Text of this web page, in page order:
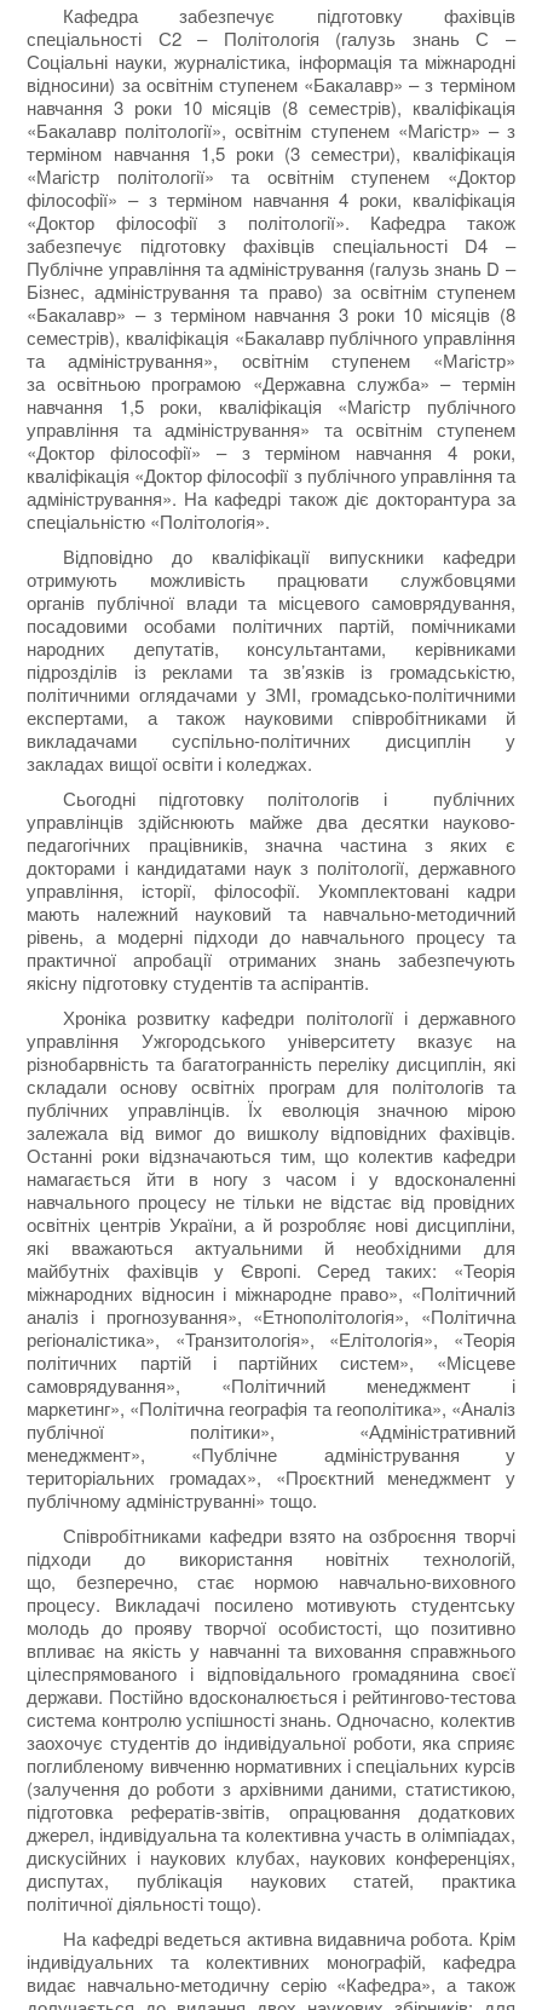
Кафедра забезпечує підготовку фахівців
спеціальності С2 – Політологія (галузь знань С –
Соціальні науки, журналістика, інформація та міжнародні
відносини) за освітнім ступенем «Бакалавр» – з терміном
навчання 3 роки 10 місяців (8 семестрів), кваліфікація
«Бакалавр політології», освітнім ступенем «Магістр» – з
терміном навчання 1,5 роки (3 семестри), кваліфікація
«Магістр політології» та освітнім ступенем «Доктор
філософії» – з терміном навчання 4 роки, кваліфікація
«Доктор філософії з політології». Кафедра також
забезпечує підготовку фахівців спеціальності D4 –
Публічне управління та адміністрування (галузь знань D –
Бізнес, адміністрування та право) за освітнім ступенем
«Бакалавр» – з терміном навчання 3 роки 10 місяців (8
семестрів), кваліфікація «Бакалавр публічного управління
та адміністрування», освітнім ступенем «Магістр»
за освітньою програмою «Державна служба» – термін
навчання 1,5 роки, кваліфікація «Магістр публічного
управління та адміністрування» та освітнім ступенем
«Доктор філософії» – з терміном навчання 4 роки,
кваліфікація «Доктор філософії з публічного управління та
адміністрування». На кафедрі також діє докторантура за
спеціальністю «Політологія».
Відповідно до кваліфікації випускники кафедри
отримують можливість працювати службовцями
органів публічної влади та місцевого самоврядування,
посадовими особами політичних партій, помічниками
народних депутатів, консультантами, керівниками
підрозділів із реклами та зв’язків із громадськістю,
політичними оглядачами у ЗМІ, громадсько-політичними
експертами, а також науковими співробітниками й
викладачами суспільно-політичних дисциплін у
закладах вищої освіти і коледжах.
Сьогодні підготовку політологів і публічних
управлінців здійснюють майже два десятки науково-
педагогічних працівників, значна частина з яких є
докторами і кандидатами наук з політології, державного
управління, історії, філософії. Укомплектовані кадри
мають належний науковий та навчально-методичний
рівень, а модерні підходи до навчального процесу та
практичної апробації отриманих знань забезпечують
якісну підготовку студентів та аспірантів.
Хроніка розвитку кафедри політології і державного
управління Ужгородського університету вказує на
різнобарвність та багатогранність переліку дисциплін, які
складали основу освітніх програм для політологів та
публічних управлінців. Їх еволюція значною мірою
залежала від вимог до вишколу відповідних фахівців.
Останні роки відзначаються тим, що колектив кафедри
намагається йти в ногу з часом і у вдосконаленні
навчального процесу не тільки не відстає від провідних
освітніх центрів України, а й розробляє нові дисципліни,
які вважаються актуальними й необхідними для
майбутніх фахівців у Європі. Серед таких: «Теорія
міжнародних відносин і міжнародне право», «Політичний
аналіз і прогнозування», «Етнополітологія», «Політична
регіоналістика», «Транзитологія», «Елітологія», «Теорія
політичних партій і партійних систем», «Місцеве
самоврядування», «Політичний менеджмент і
маркетинг», «Політична географія та геополітика», «Аналіз
публічної політики», «Адміністративний
менеджмент», «Публічне адміністрування у
територіальних громадах», «Проєктний менеджмент у
публічному адмініструванні» тощо.
Співробітниками кафедри взято на озброєння творчі
підходи до використання новітніх технологій,
що, безперечно, стає нормою навчально-виховного
процесу. Викладачі посилено мотивують студентську
молодь до прояву творчої особистості, що позитивно
впливає на якість у навчанні та виховання справжнього
цілеспрямованого і відповідального громадянина своєї
держави. Постійно вдосконалюється і рейтингово-тестова
система контролю успішності знань. Одночасно, колектив
заохочує студентів до індивідуальної роботи, яка сприяє
поглибленому вивченню нормативних і спеціальних курсів
(залучення до роботи з архівними даними, статистикою,
підготовка рефератів-звітів, опрацювання додаткових
джерел, індивідуальна та колективна участь в олімпіадах,
дискусійних і наукових клубах, наукових конференціях,
диспутах, публікація наукових статей, практика
політичної діяльності тощо).
На кафедрі ведеться активна видавнича робота. Крім
індивідуальних та колективних монографій, кафедра
видає навчально-методичну серію «Кафедра», а також